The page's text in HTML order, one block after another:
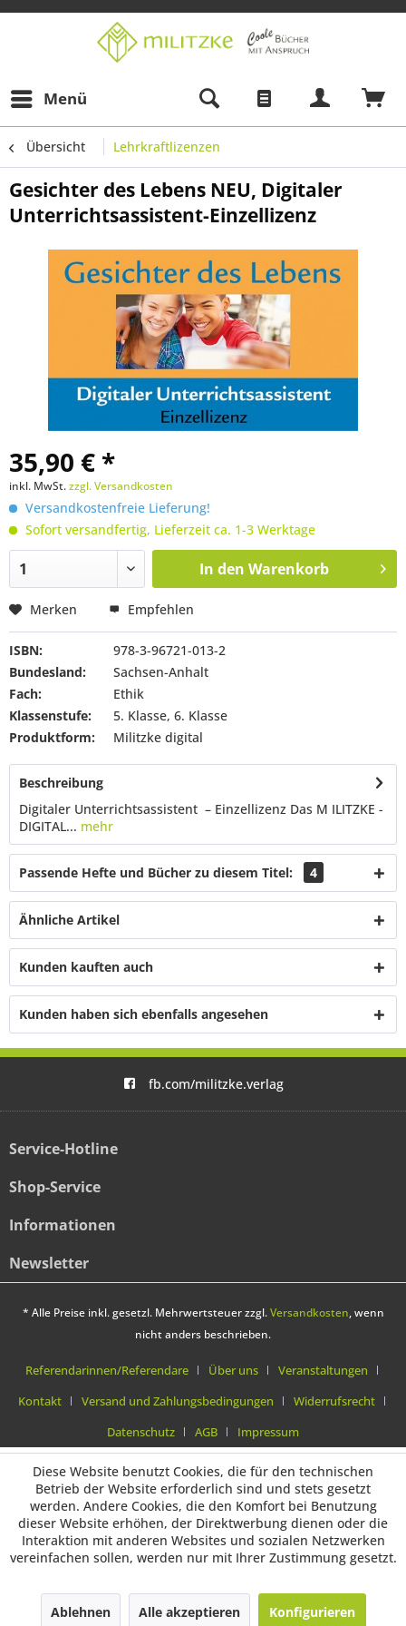
Menü
Übersicht Lehrkraftlizenzen
Gesichter des Lebens NEU, Digitaler
Unterrichtsassistent-Einzellizenz
35,90 € *
inkl. MwSt.zzgl. Versandkosten
Versandkostenfreie Lieferung!
Sofort versandfertig, Lieferzeit ca. 1-3 Werktage
In den Warenkorb
Merken Empfehlen
ISBN:
978-3-96721-013-2
Bundesland:
Sachsen-Anhalt
Fach:
Ethik
Klassenstufe:
5. Klasse, 6. Klasse
Produktform:
Militzke digital
Beschreibung
Digitaler Unterrichtsassistent – Einzellizenz Das M ILITZKE -
DIGITAL... mehr
Passende Hefte und Bücher zu diesem Titel: 4
Ähnliche Artikel
Kunden kauften auch
Kunden haben sich ebenfalls angesehen
fb.com/militzke.verlag
Service-Hotline
Shop-Service
Informationen
Newsletter
* Alle Preise inkl. gesetzl. Mehrwertsteuer zzgl.Versandkosten, wenn
nicht anders beschrieben.
Referendarinnen/Referendare Über uns
Veranstaltungen
Kontakt
Versand und Zahlungsbedingungen
Widerrufsrecht
Datenschutz
AGB Impressum
Diese Website benutzt Cookies, die für den technischen
Betrieb der Website erforderlich sind und stets gesetzt
werden. Andere Cookies, die den Komfort bei Benutzung
dieser Website erhöhen, der Direktwerbung dienen oder die
Interaktion mit anderen Websites und sozialen Netzwerken
vereinfachen sollen, werden nur mit Ihrer Zustimmung gesetzt.
Ablehnen Alle akzeptieren Konfigurieren